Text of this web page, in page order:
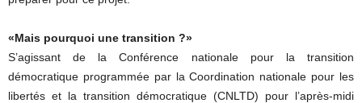
«Mais pourquoi une transition ?»
S’agissant de la Conférence nationale pour la transition
démocratique programmée par la Coordination nationale pour les
libertés et la transition démocratique (CNLTD) pour l’après-midi